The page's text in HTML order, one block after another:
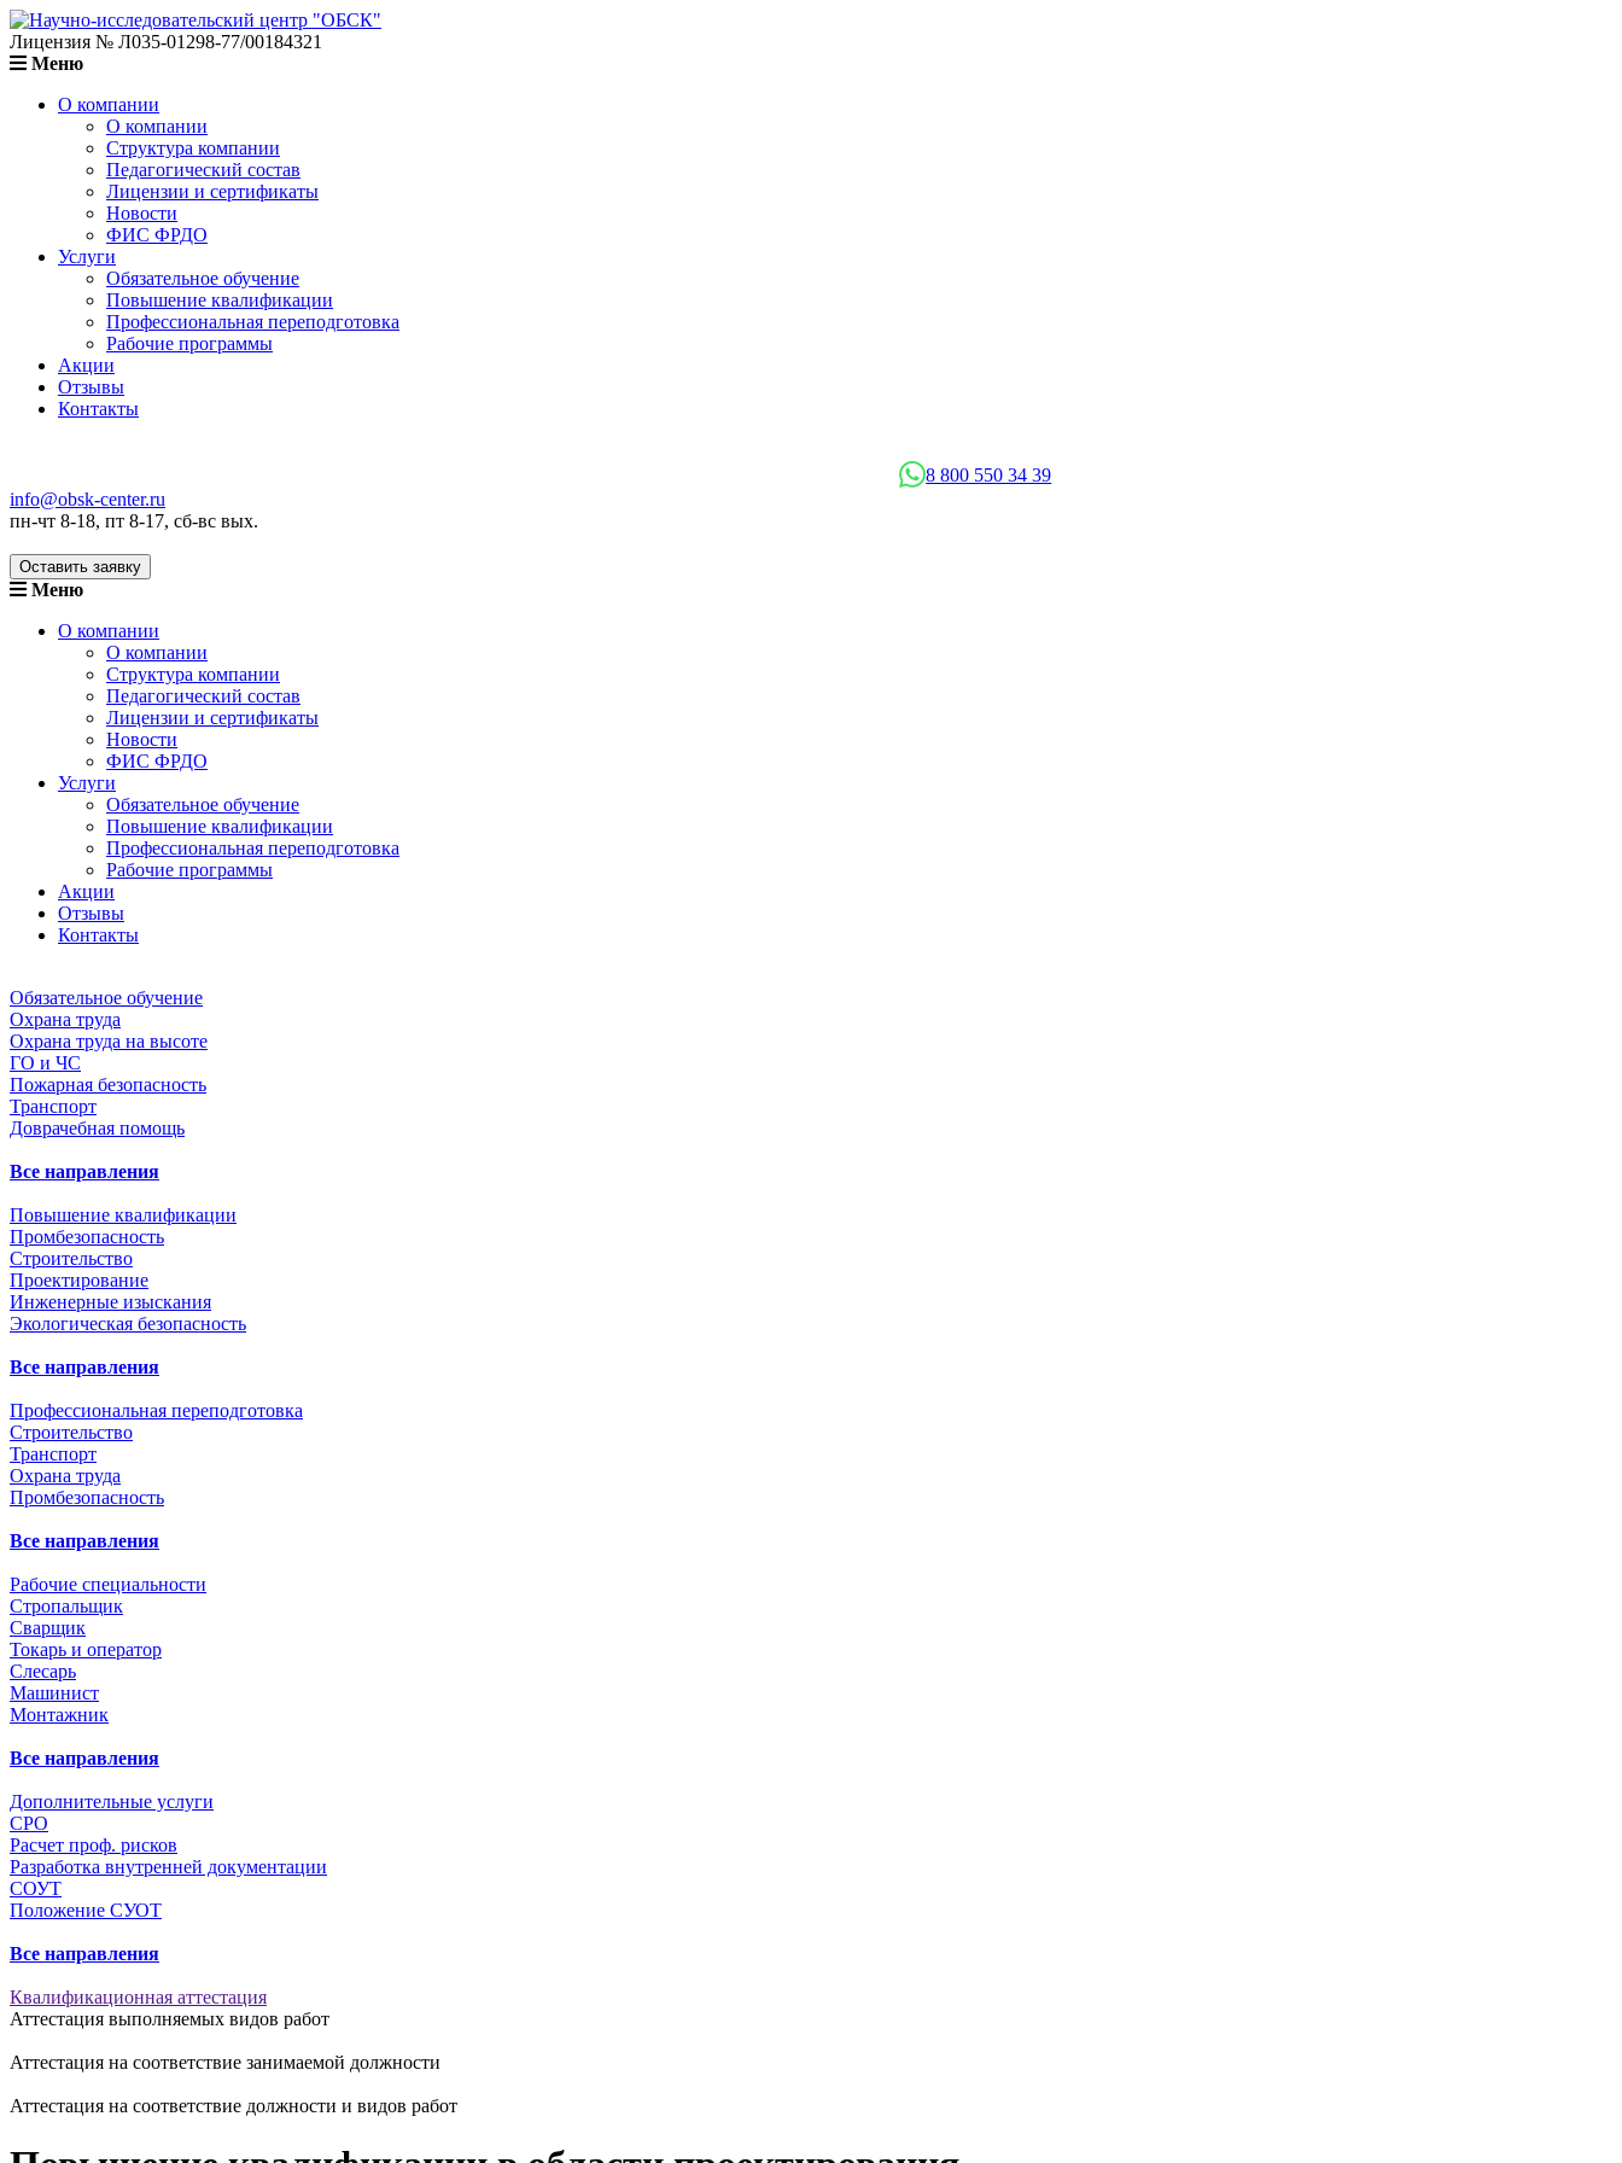
Лицензия № Л035-01298-77/00184321
Меню
О компании
О компании
Структура компании
Педагогический состав
Лицензии и сертификаты
Новости
ФИС ФРДО
Услуги
Обязательное обучение
Повышение квалификации
Профессиональная переподготовка
Рабочие программы
Акции
Отзывы
Контакты
8 800 550 34 39
info@obsk-center.ru
пн-чт 8-18, пт 8-17, сб-вс вых.
Оставить заявку
Меню
О компании
О компании
Структура компании
Педагогический состав
Лицензии и сертификаты
Новости
ФИС ФРДО
Услуги
Обязательное обучение
Повышение квалификации
Профессиональная переподготовка
Рабочие программы
Акции
Отзывы
Контакты
Обязательное обучение
Охрана труда
Охрана труда на высоте
ГО и ЧС
Пожарная безопасность
Транспорт
Доврачебная помощь
Все направления
Повышение квалификации
Промбезопасность
Строительство
Проектирование
Инженерные изыскания
Экологическая безопасность
Все направления
Профессиональная переподготовка
Строительство
Транспорт
Охрана труда
Промбезопасность
Все направления
Рабочие специальности
Стропальщик
Сварщик
Токарь и оператор
Слесарь
Машинист
Монтажник
Все направления
Дополнительные услуги
СРО
Расчет проф. рисков
Разработка внутренней документации
СОУТ
Положение СУОТ
Все направления
Квалификационная аттестация
Аттестация выполняемых видов работ
Аттестация на соответствие занимаемой должности
Аттестация на соответствие должности и видов работ